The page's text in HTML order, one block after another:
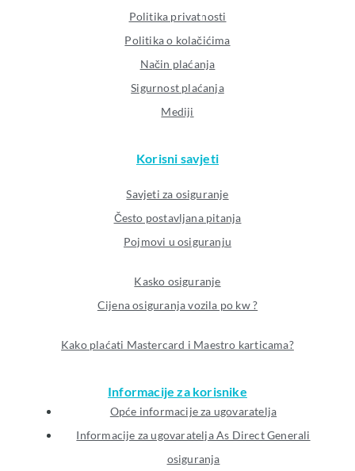
Politika privatnosti
Politika o kolačićima
Način plaćanja
Sigurnost plaćanja
Mediji
Korisni savjeti
Savjeti za osiguranje
Često postavljana pitanja
Pojmovi u osiguranju
Kasko osiguranje
Cijena osiguranja vozila po kw ?
Kako plaćati Mastercard i Maestro karticama?
Informacije za korisnike
Opće informacije za ugovaratelja
Informacije za ugovaratelja As Direct Generali
osiguranja